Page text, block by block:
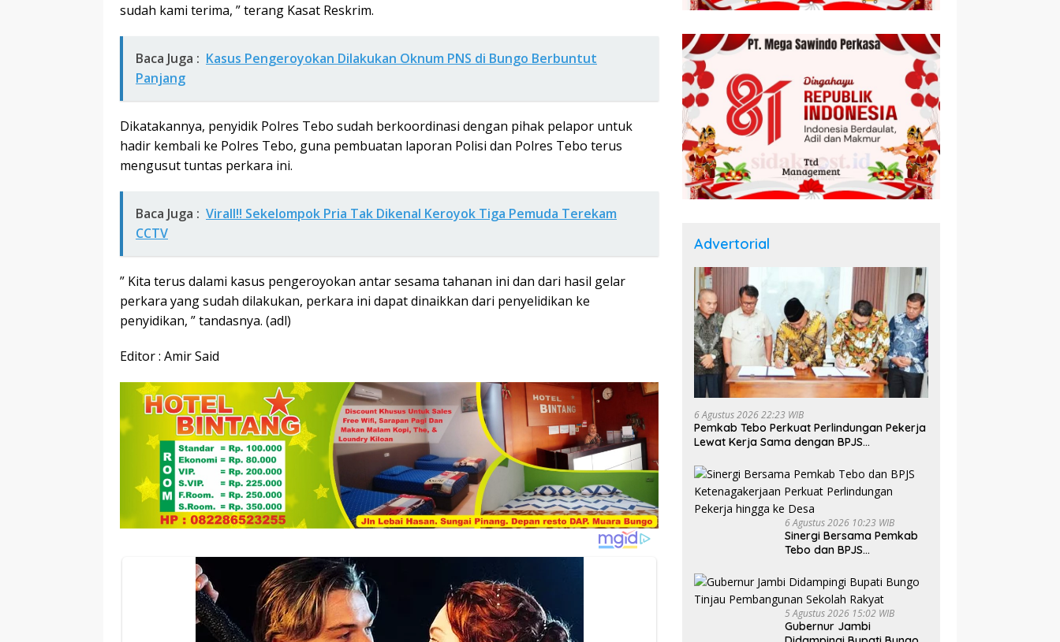
sudah kami terima, ” terang Kasat Reskrim.
Baca Juga : Kasus Pengeroyokan Dilakukan Oknum PNS di Bungo Berbuntut
Panjang
Dikatakannya, penyidik Polres Tebo sudah berkoordinasi dengan pihak pelapor untuk
hadir kembali ke Polres Tebo, guna pembuatan laporan Polisi dan Polres Tebo terus
mengusut tuntas perkara ini.
Baca Juga : Virall!! Sekelompok Pria Tak Dikenal Keroyok Tiga Pemuda Terekam
CCTV
” Kita terus dalami kasus pengeroyokan antar sesama tahanan ini dan dari hasil gelar
perkara yang sudah dilakukan, perkara ini dapat dinaikkan dari penyelidikan ke
penyidikan, ” tandasnya. (adl)
Editor : Amir Said
Advertorial
6 Agustus 2026 22:23 WIB
Pemkab Tebo Perkuat Perlindungan Pekerja
Lewat Kerja Sama dengan BPJS
6 Agustus 2026 10:23 WIB
Sinergi Bersama Pemkab
Tebo dan BPJS
Perlindungan Pekerja
hingga ke Desa
5 Agustus 2026 15:02 WIB
Gubernur Jambi